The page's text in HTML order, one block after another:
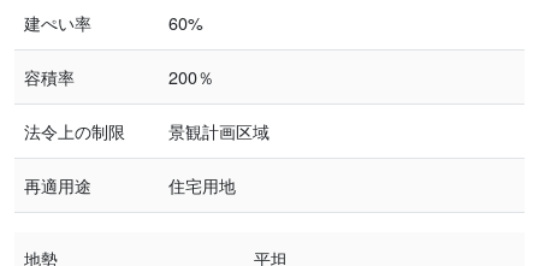
建ぺい率 60%
容積率 200％
法令上の制限 景観計画区域
再適用途 住宅用地
地勢 平坦